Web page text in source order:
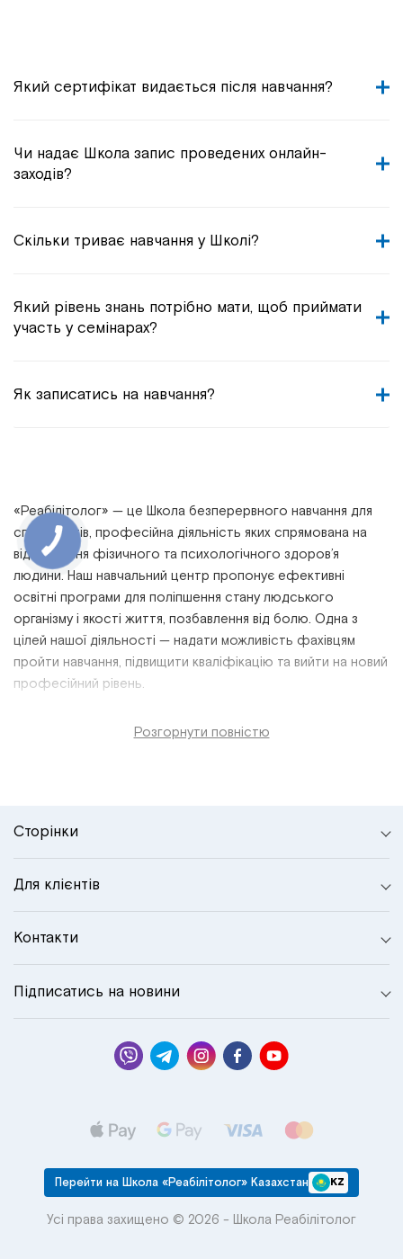
Який сертифікат видається після навчання?
Чи надає Школа запис проведених онлайн-
заходів?
Скільки триває навчання у Школі?
Який рівень знань потрібно мати, щоб приймати
участь у семінарах?
Як записатись на навчання?
«Реабілітолог» — це Школа безперервного навчання для
спеціалістів, професійна діяльність яких спрямована на
відновлення фізичного та психологічного здоров’я
людини. Наш навчальний центр пропонує ефективні
освітні програми для поліпшення стану людського
організму і якості життя, позбавлення від болю. Одна з
цілей нашої діяльності — надати можливість фахівцям
пройти навчання, підвищити кваліфікацію та вийти на новий
професійний рівень.
Розгорнути повністю
Сторінки
Для клієнтів
Контакти
Підписатись на новини
Перейти на Школа «Реабілітолог» Казахстан KZ
Усі права захищено © 2026 - Школа Реабілітолог